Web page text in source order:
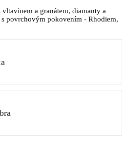
a granátem, diamanty a
povrchovým pokovením - Rhodiem,